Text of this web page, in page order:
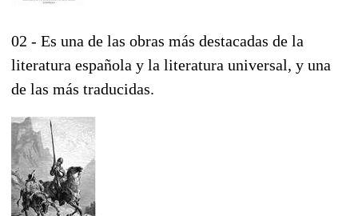
02 - Es una de las obras más destacadas de la
literatura española y la literatura universal, y una
de las más traducidas.